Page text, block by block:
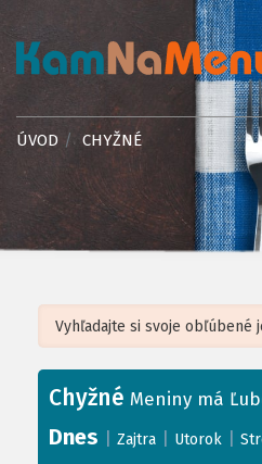
ÚVOD CHYŽNÉ
+
−
Leaflet| ©OpenStreetMap, Tiles
Chyžné Meniny má
Dnes Zajtra Utorok